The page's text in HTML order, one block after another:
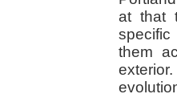
at that
specific
them